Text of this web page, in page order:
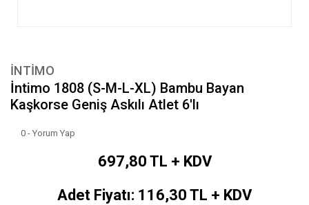
İNTİMO
İntimo 1808 (S-M-L-XL) Bambu Bayan
Kaşkorse Geniş Askılı Atlet 6'lı
0 - Yorum Yap
697,80 TL + KDV
Adet Fiyatı: 116,30 TL + KDV